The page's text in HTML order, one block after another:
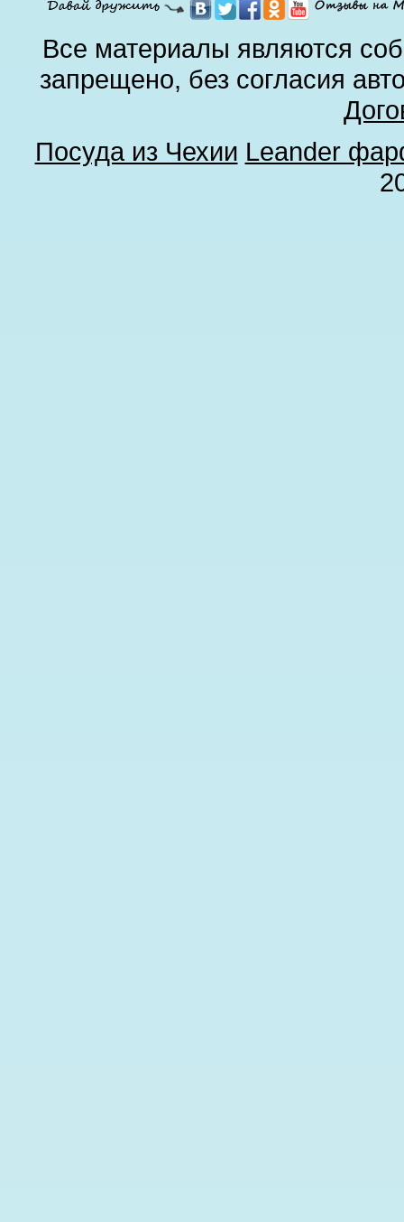
Все материалы являются
запрещено, без согласия
Посуда из Чехии Leander